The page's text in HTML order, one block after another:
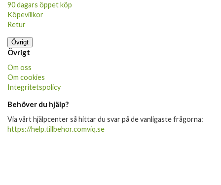
90 dagars öppet köp
Köpevillkor
Retur
Övrigt
Övrigt
Om oss
Om cookies
Integritetspolicy
Behöver du hjälp?
Via vårt hjälpcenter så hittar du svar på de vanligaste frågorna:
https://help.tillbehor.comviq.se